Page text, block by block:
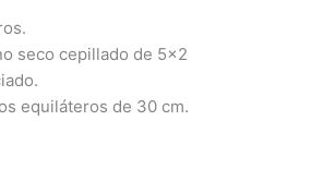
seco cepillado de 5×2
equiláteros de 30 cm.